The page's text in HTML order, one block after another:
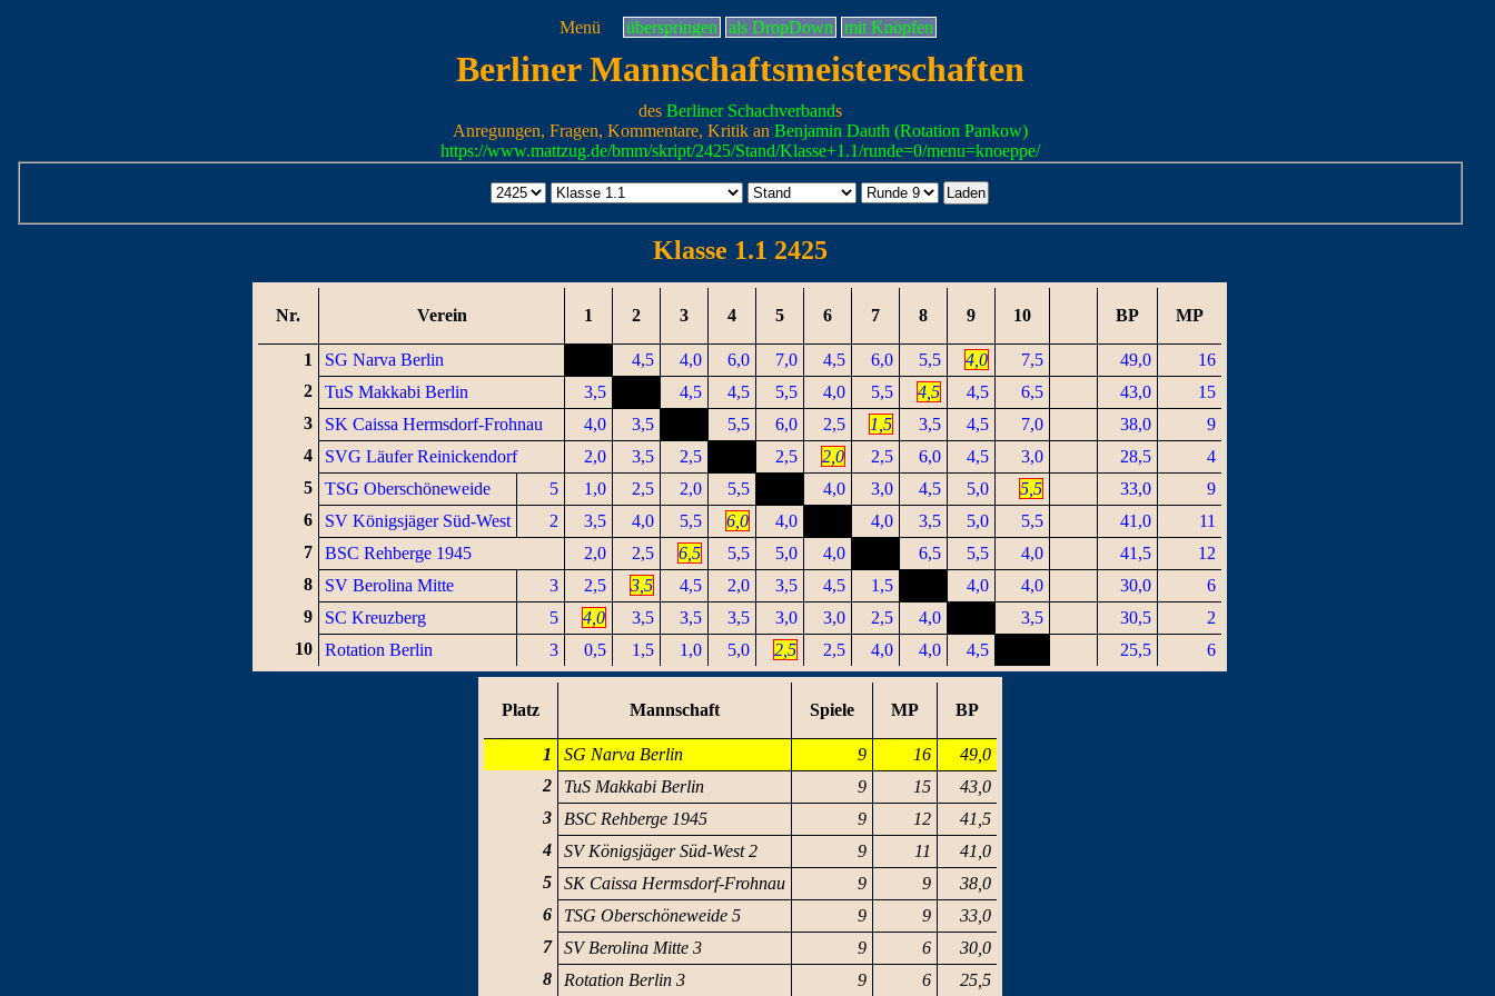
Menü überspringen als DropDown mit Knöpfen
Berliner Mannschaftsmeisterschaften
des Berliner Schachverbands
Anregungen, Fragen, Kommentare, Kritik an Benjamin Dauth (Rotation Pankow)
https://www.mattzug.de/bmm/skript/2425/Stand/Klasse+1.1/runde=0/menu=knoeppe/
Klasse 1.1 2425
Nr. Verein 1 2 3 4 5 6 7 8 9 10 BP MP
1 SG Narva Berlin 4,5 4,0 6,0 7,0 4,5 6,0 5,5 4,0 7,5 49,0
16
2
TuS Makkabi Berlin 3,5 4,5 4,5 5,5 4,0 5,5 4,5 4,5 6,5 43,0
15
3
SK Caissa Hermsdorf-Frohnau 4,0 3,5 5,5 6,0 2,5 1,5 3,5 4,5 7,0 38,0
9
4
SVG Läufer Reinickendorf 2,0 3,5 2,5 2,5 2,0 2,5 6,0 4,5 3,0 28,5
4
5
TSG Oberschöneweide 5 1,0 2,5 2,0 5,5 4,0 3,0 4,5 5,0 5,5 33,0
9
6
SV Königsjäger Süd-West 2 3,5 4,0 5,5 6,0 4,0 4,0 3,5 5,0 5,5 41,0
11
7
BSC Rehberge 1945 2,0 2,5 6,5 5,5 5,0 4,0 6,5 5,5 4,0 41,5
12
8
SV Berolina Mitte 3 2,5 3,5 4,5 2,0 3,5 4,5 1,5 4,0 4,0 30,0
6
9
SC Kreuzberg 5 4,0 3,5 3,5 3,5 3,0 3,0 2,5 4,0 3,5 30,5
2
10
Rotation Berlin 3 0,5 1,5 1,0 5,0 2,5 2,5 4,0 4,0 4,5 25,5 6
Platz Mannschaft Spiele MP BP
1 SG Narva Berlin 9 16
49,0
2
TuS Makkabi Berlin 9 15
43,0
3
BSC Rehberge 1945 9 12
41,5
4
SV Königsjäger Süd-West 2 9 11
41,0
5
SK Caissa Hermsdorf-Frohnau 9 9
38,0
6
TSG Oberschöneweide 5 9 9
33,0
7
SV Berolina Mitte 3 9 6
30,0
8
Rotation Berlin 3 9 6 25,5